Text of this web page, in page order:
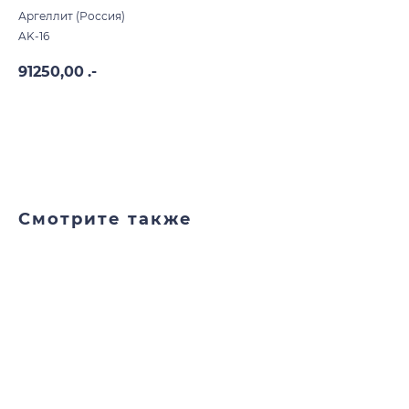
Аргеллит (Россия)
AK-16
91250,00 .-
Смотрите также